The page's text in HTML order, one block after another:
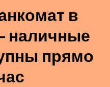
в
наличные
прямо